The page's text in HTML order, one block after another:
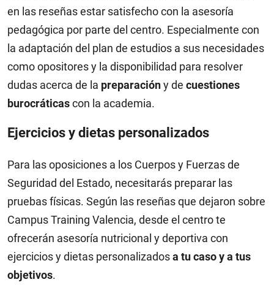
en las reseñas estar satisfecho con la asesoría
pedagógica por parte del centro. Especialmente con
la adaptación del plan de estudios a sus necesidades
como opositores y la disponibilidad para resolver
dudas acerca de la preparacióny de cuestiones
burocráticascon la academia.
Ejercicios y dietas personalizados
Para las oposiciones a los Cuerpos y Fuerzas de
Seguridad del Estado, necesitarás preparar las
pruebas físicas. Según las reseñas que dejaron sobre
Campus Training Valencia, desde el centro te
ofrecerán asesoría nutricional y deportiva con
ejercicios y dietas personalizadosa tu caso y a tus
objetivos.